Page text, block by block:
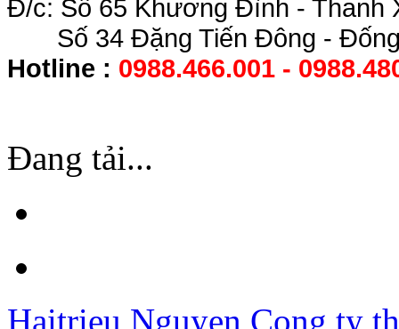
Đ/c: Số 65 Khương Đình - Thanh
Số 34 Đặng Tiến Đông -
Hotline : 0988.466.001 -
Đang tải...
Haitrieu Nguyen Cong ty